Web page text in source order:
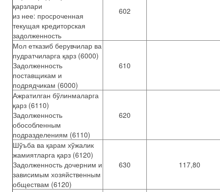
қарзлари
из нее: просроченная
текущая кредиторская
задолженность
602
Мол етказиб берувчилар ва
пудратчиларга қарз (6000)
Задолженность
поставщикам и
подрядчикам (6000)
610
Ажратилган бўлинмаларга
қарз (6110)
Задолженность
обособленным
подразделениям (6110)
620
Шўъба ва қарам хўжалик
жамиятларга қарз (6120)
Задолженность дочерним и
зависимым хозяйственным
обществам (6120)
630 117,80